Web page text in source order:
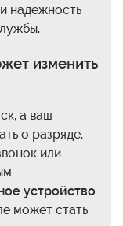
надежность
изменить
а ваш
о разряде.
или
устройство
может стать